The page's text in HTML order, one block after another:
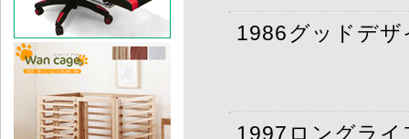
1986グッドデザ
1997ロングラ